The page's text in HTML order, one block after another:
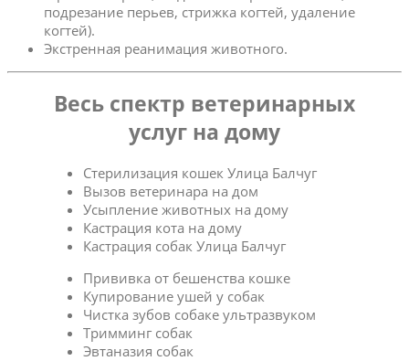
подрезание перьев, стрижка когтей, удаление
когтей).
Экстренная реанимация животного.
Весь спектр ветеринарных
услуг на дому
Стерилизация кошек Улица Балчуг
Вызов ветеринара на дом
Усыпление животных на дому
Кастрация кота на дому
Кастрация собак Улица Балчуг
Прививка от бешенства кошке
Купирование ушей у собак
Чистка зубов собаке ультразвуком
Тримминг собак
Эвтаназия собак